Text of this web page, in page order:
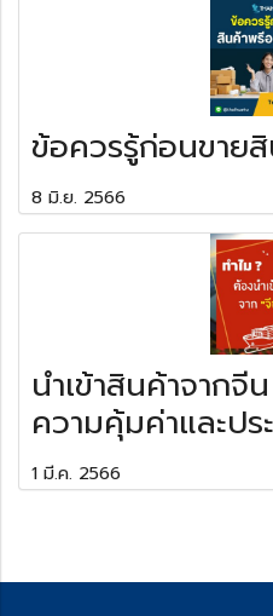
ข้อควรรู้ก่อนขาย
8 มิ.ย. 2566
นำเข้าสินค้าจาก
ความคุ้มค่าและป
1 มี.ค. 2566